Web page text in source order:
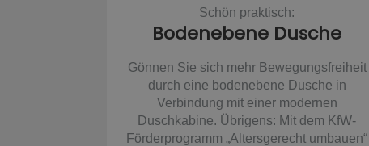
Schön praktisch:
Bodenebene Dusche
Gönnen Sie sich mehr Bewegungsfreiheit
durch eine bodenebene Dusche in
Verbindung mit einer modernen
Duschkabine. Übrigens: Mit dem KfW-
Förderprogramm „Altersgerecht umbauen“